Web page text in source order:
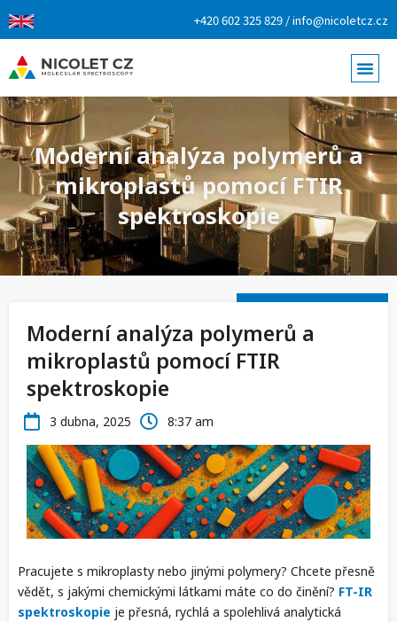
+420 602 325 829 / info@nicoletcz.cz
Moderní analýza polymerů a
mikroplastů pomocí FTIR
spektroskopie
Moderní analýza polymerů a
mikroplastů pomocí FTIR
spektroskopie
3 dubna, 2025 8:37 am
Pracujete s mikroplasty nebo jinými polymery? Chcete přesně
vědět, s jakými chemickými látkami máte co do činění? FT-IR
spektroskopie je přesná, rychlá a spolehlivá analytická